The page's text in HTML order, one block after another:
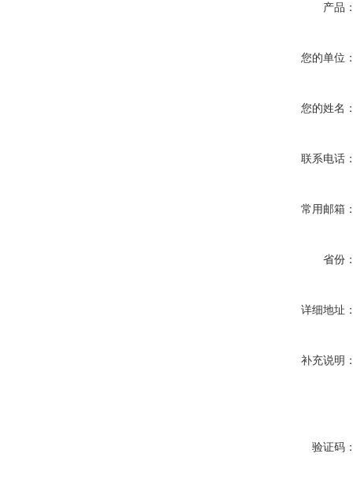
产品
您的单位
您的姓名
联系电话
常用邮箱
省份
详细地址
补充说明
验证码